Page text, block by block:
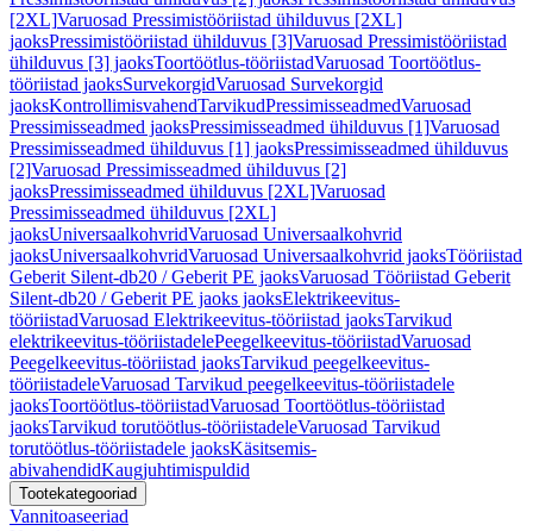
[2XL]Varuosad Pressimistööriistad ühilduvus [2XL]
jaoksPressimistööriistad ühilduvus [3]Varuosad Pressimistööriistad
ühilduvus [3] jaoksToortöötlus-tööriistadVaruosad Toortöötlus-
tööriistad jaoksSurvekorgidVaruosad Survekorgid
jaoksKontrollimisvahendTarvikudPressimisseadmedVaruosad
Pressimisseadmed jaoksPressimisseadmed ühilduvus [1]Varuosad
Pressimisseadmed ühilduvus [1] jaoksPressimisseadmed ühilduvus
[2]Varuosad Pressimisseadmed ühilduvus [2]
jaoksPressimisseadmed ühilduvus [2XL]Varuosad
Pressimisseadmed ühilduvus [2XL]
jaoksUniversaalkohvridVaruosad Universaalkohvrid
jaoksUniversaalkohvridVaruosad Universaalkohvrid jaoksTööriistad
Geberit Silent-db20 / Geberit PE jaoksVaruosad Tööriistad Geberit
Silent-db20 / Geberit PE jaoks jaoksElektrikeevitus-
tööriistadVaruosad Elektrikeevitus-tööriistad jaoksTarvikud
elektrikeevitus-tööriistadelePeegelkeevitus-tööriistadVaruosad
Peegelkeevitus-tööriistad jaoksTarvikud peegelkeevitus-
tööriistadeleVaruosad Tarvikud peegelkeevitus-tööriistadele
jaoksToortöötlus-tööriistadVaruosad Toortöötlus-tööriistad
jaoksTarvikud torutöötlus-tööriistadeleVaruosad Tarvikud
torutöötlus-tööriistadele jaoksKäsitsemis-
abivahendidKaugjuhtimispuldid
Tootekategooriad
Vannitoaseeriad